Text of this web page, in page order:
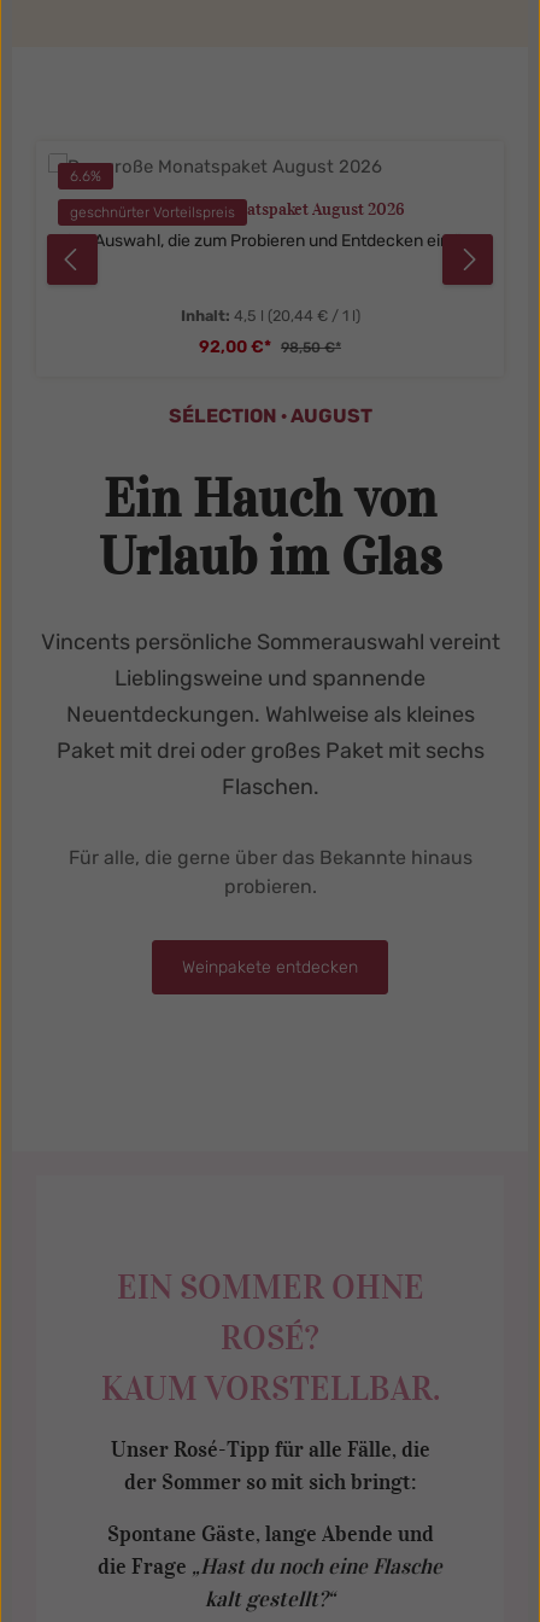
Produktgalerie überspringen
6.6%
geschnürter Vorteilspreis
Das große Monatspaket August 2026
Eine Auswahl, die zum Probieren und Entdecken einlädt.
Inhalt: 4,5 l (20,44 € / 1 l)
92,00 €* 98,50 €*
SÉLECTION · AUGUST
Ein Hauch von
Urlaub im Glas
Vincents persönliche Sommerauswahl vereint
Lieblingsweine und spannende
Neuentdeckungen. Wahlweise als kleines
Paket mit drei oder großes Paket mit sechs
Flaschen.
Für alle, die gerne über das Bekannte hinaus
probieren.
Weinpakete entdecken
EIN SOMMER OHNE
ROSÉ?
KAUM VORSTELLBAR.
Unser Rosé-Tipp für alle Fälle, die
der Sommer so mit sich bringt:
Spontane Gäste, lange Abende und
die Frage „Hast du noch eine Flasche
kalt gestellt?“